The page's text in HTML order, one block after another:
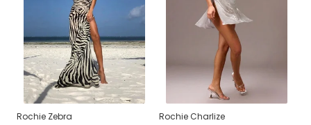
Rochie Zebra
Rochie Charlize